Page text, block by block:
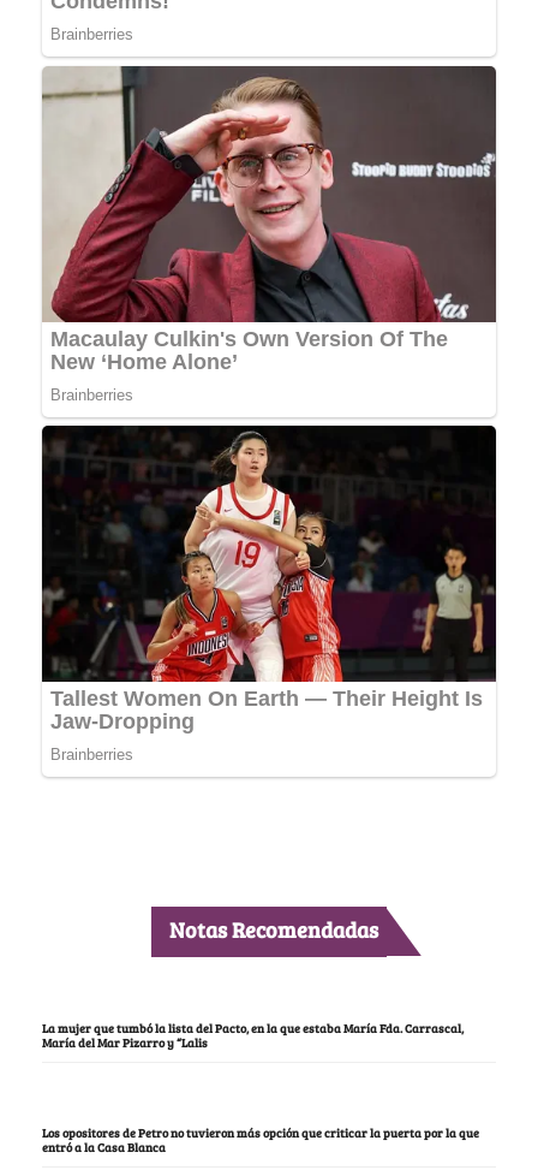
Notas Recomendadas
La mujer que tumbó la lista del Pacto, en la que estaba María Fda. Carrascal,
María del Mar Pizarro y “Lalis
Los opositores de Petro no tuvieron más opción que criticar la puerta por la que
entró a la Casa Blanca